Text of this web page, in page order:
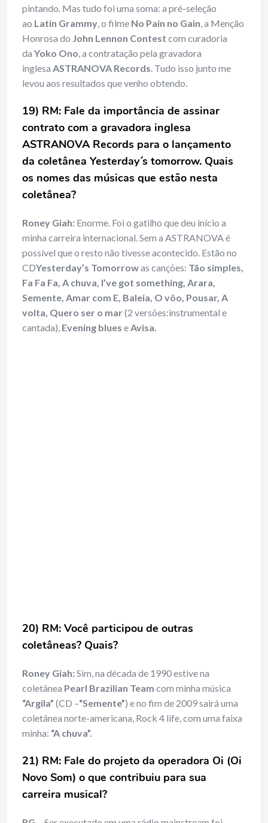
pintando. Mas tudo foi uma soma: a pré-seleção
ao Latin Grammy, o filme No Pain no Gain, a Menção
Honrosa do John Lennon Contest com curadoria
da Yoko Ono, a contratação pela gravadora
inglesa ASTRANOVA Records. Tudo isso junto me
levou aos resultados que venho obtendo.
19) RM: Fale da importância de assinar
contrato com a gravadora inglesa
ASTRANOVA Records para o lançamento
da coletânea Yesterday´s tomorrow. Quais
os nomes das músicas que estão nesta
coletânea?
Roney Giah: Enorme. Foi o gatilho que deu início a
minha carreira internacional. Sem a ASTRANOVA é
possível que o resto não tivesse acontecido. Estão no
CDYesterday’s Tomorrowas canções: Tão simples,
Fa Fa Fa, A chuva, I’ve got something, Arara,
Semente, Amar com E, Baleia, O vôo, Pousar, A
volta, Quero ser o mar(2 versões:instrumental e
cantada), Evening blues eAvisa.
20) RM: Você participou de outras
coletâneas? Quais?
Roney Giah:Sim, na década de 1990 estive na
coletânea Pearl Brazilian Team com minha música
“Argila” (CD –“Semente”) e no fim de 2009 sairá uma
coletânea norte-americana, Rock 4 life, com uma faixa
minha: “A chuva”.
21) RM: Fale do projeto da operadora Oi (Oi
Novo Som) o que contribuiu para sua
carreira musical?